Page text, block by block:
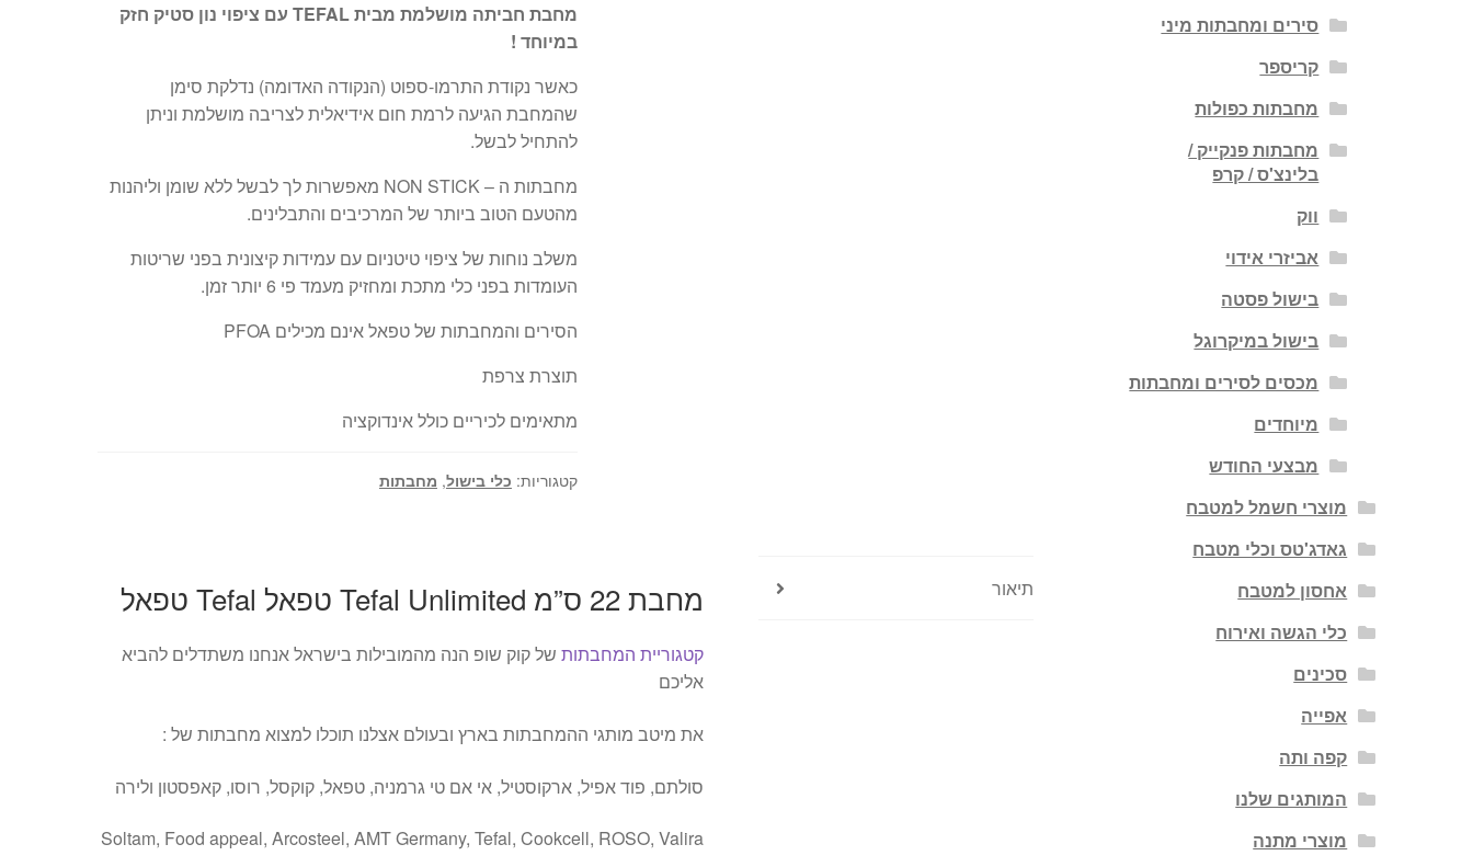
מחבת חביתה מושלמת מבית TEFAL עם ציפוי נון סטיק חזק
במיוחד !
כאשר נקודת התרמו-ספוט (הנקודה האדומה) נדלקת סימן
שהמחבת הגיעה לרמת חום אידיאלית לצריבה מושלמת וניתן
להתחיל לבשל.
מחבתות ה – NON STICK מאפשרות לך לבשל ללא שומן וליהנות
מהטעם הטוב ביותר של המרכיבים והתבלינים.
משלב נוחות של ציפוי טיטניום עם עמידות קיצונית בפני שריטות
העומדות בפני כלי מתכת ומחזיק מעמד פי 6 יותר זמן.
הסירים והמחבתות של טפאל אינם מכילים PFOA
תוצרת צרפת
מתאימים לכיריים כולל אינדוקציה
קטגוריות: כלי בישול, מחבתות
תיאור מחבת 22 ס”מ Tefal Unlimited טפאל Tefal טפאל
קטגוריית המחבתות של קוק שופ הנה מהמובילות בישראל אנחנו משתדלים להביא
אליכם
את מיטב מותגי ההמחבתות בארץ ובעולם אצלנו תוכלו למצוא מחבתות של :
סולתם, פוד אפיל, ארקוסטיל, אי אם טי גרמניה, טפאל, קוקסל, רוסו, קאפסטון ולירה
Soltam, Food appeal, Arcosteel, AMT Germany, Tefal, Cookcell, ROSO, Valira
סירים ומחבתות מיני
קריספר
מחבתות כפולות
מחבתות פנקייק /
בלינצ'ס / קרפ
ווק
אביזרי אידוי
בישול פסטה
בישול במיקרוגל
מכסים לסירים ומחבתות
מיוחדים
מבצעי החודש
מוצרי חשמל למטבח
גאדג'טס וכלי מטבח
אחסון למטבח
כלי הגשה ואירוח
סכינים
אפייה
קפה ותה
המותגים שלנו
מוצרי מתנה